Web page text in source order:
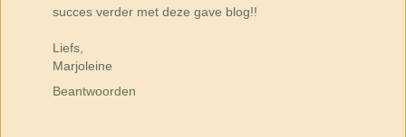
succes verder met deze gave blog!!
Liefs,
Marjoleine
Beantwoorden